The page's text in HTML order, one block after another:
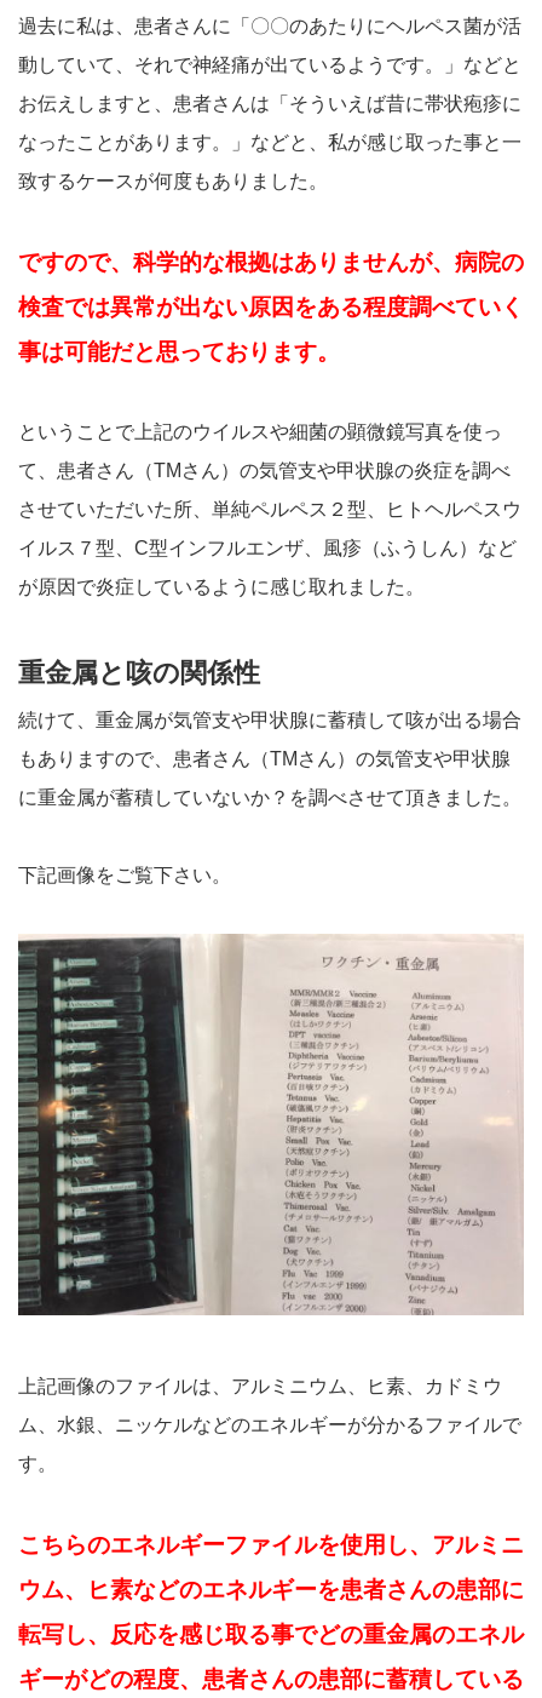
過去に私は、患者さんに「〇〇のあたりにヘルペス菌が活
動していて、それで神経痛が出ているようです。」などと
お伝えしますと、患者さんは「そういえば昔に帯状疱疹に
なったことがあります。」などと、私が感じ取った事と一
致するケースが何度もありました。
ですので、科学的な根拠はありませんが、病院の
検査では異常が出ない原因をある程度調べていく
事は可能だと思っております。
ということで上記のウイルスや細菌の顕微鏡写真を使っ
て、患者さん（TMさん）の気管支や甲状腺の炎症を調べ
させていただいた所、単純ペルペス２型、ヒトヘルペスウ
イルス７型、C型インフルエンザ、風疹（ふうしん）など
が原因で炎症しているように感じ取れました。
重金属と咳の関係性
続けて、重金属が気管支や甲状腺に蓄積して咳が出る場合
もありますので、患者さん（TMさん）の気管支や甲状腺
に重金属が蓄積していないか？を調べさせて頂きました。
下記画像をご覧下さい。
上記画像のファイルは、アルミニウム、ヒ素、カドミウ
ム、水銀、ニッケルなどのエネルギーが分かるファイルで
す。
こちらのエネルギーファイルを使用し、アルミニ
ウム、ヒ素などのエネルギーを患者さんの患部に
転写し、反応を感じ取る事でどの重金属のエネル
ギーがどの程度、患者さんの患部に蓄積している